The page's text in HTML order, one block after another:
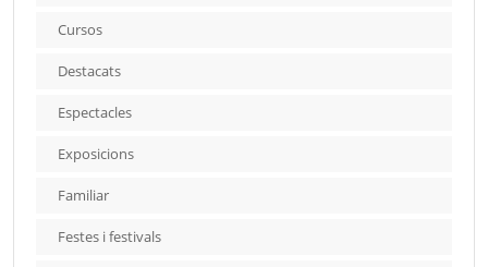
Cursos
Destacats
Espectacles
Exposicions
Familiar
Festes i festivals